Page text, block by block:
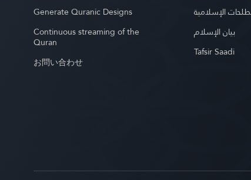
Generate Quranic Designs
Continuous streaming of the
Quran
お問い合わせ
الإسلامية
بيان الإسلام
Tafsir Saadi